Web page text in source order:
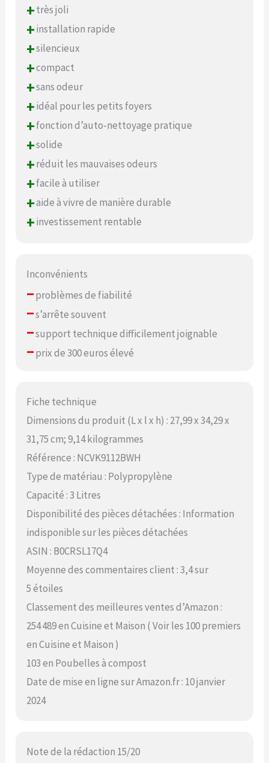
+très joli
+installation rapide
+silencieux
+compact
+sans odeur
+idéal pour les petits foyers
+fonction d’auto-nettoyage pratique
+solide
+réduit les mauvaises odeurs
+facile à utiliser
+aide à vivre de manière durable
+investissement rentable
Inconvénients
–problèmes de fiabilité
–s’arrête souvent
–support technique difficilement joignable
–prix de 300 euros élevé
Fiche technique
Dimensions du produit (L x l x h) : 27,99 x 34,29 x
31,75 cm; 9,14 kilogrammes
Référence : NCVK9112BWH
Type de matériau : Polypropylène
Capacité : 3 Litres
Disponibilité des pièces détachées : Information
indisponible sur les pièces détachées
ASIN : B0CRSL17Q4
Moyenne des commentaires client : 3,4 sur
5 étoiles
Classement des meilleures ventes d’Amazon :
254 489 en Cuisine et Maison ( Voir les 100 premiers
en Cuisine et Maison )
103 en Poubelles à compost
Date de mise en ligne sur Amazon.fr : 10 janvier
2024
Note de la rédaction 15/20